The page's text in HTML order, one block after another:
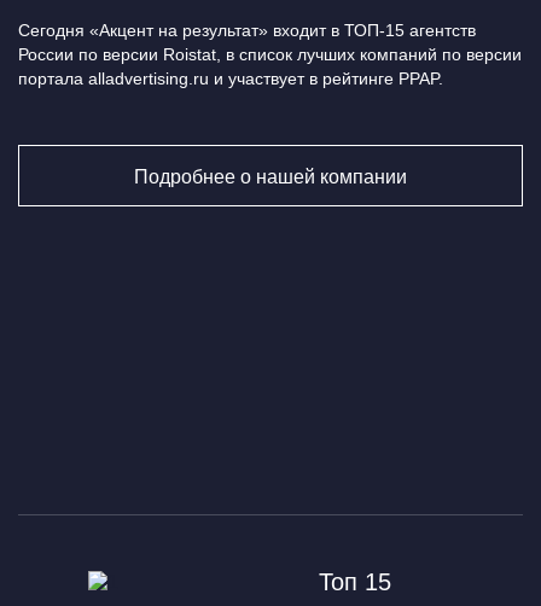
Сегодня «Акцент на результат» входит в ТОП-15 агентств
России по версии Roistat, в список лучших компаний по версии
портала alladvertising.ru и участвует в рейтинге PPAP.
Подробнее о нашей компании
Топ 15